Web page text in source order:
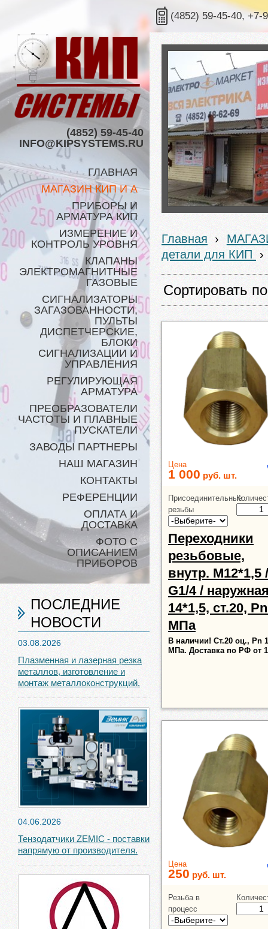
(4852) 59-45-40, +7-
(4852) 59-45-40
INFO@KIPSYSTEMS.RU
ГЛАВНАЯ
МАГАЗИН КИП И А
ПРИБОРЫ И
АРМАТУРА КИП
ИЗМЕРЕНИЕ И
КОНТРОЛЬ УРОВНЯ
КЛАПАНЫ
ЭЛЕКТРОМАГНИТНЫЕ
ГАЗОВЫЕ
СИГНАЛИЗАТОРЫ
ЗАГАЗОВАННОСТИ,
ПУЛЬТЫ
ДИСПЕТЧЕРСКИЕ,
БЛОКИ
СИГНАЛИЗАЦИИ И
УПРАВЛЕНИЯ
РЕГУЛИРУЮЩАЯ
АРМАТУРА
ПРЕОБРАЗОВАТЕЛИ
ЧАСТОТЫ И ПЛАВНЫЕ
ПУСКАТЕЛИ
ЗАВОДЫ ПАРТНЕРЫ
НАШ МАГАЗИН
КОНТАКТЫ
РЕФЕРЕНЦИИ
ОПЛАТА И
ДОСТАВКА
ФОТО С
ОПИСАНИЕМ
ПРИБОРОВ
ПОСЛЕДНИЕ
НОВОСТИ
03.08.2026
Плазменная и лазерная резка
металлов, изготовление и
монтаж металлоконструкций.
04.06.2026
Тензодатчики ZEMIC - поставки
напрямую от производителя.
Главная ›
детали для КИП
›
Сортировать
Цена
1 000 руб. шт.
Присоединительные
резьбы
Переходники
резьбовые,
внутр. М12*1,5 /
G1/4 /
14*1,5, ст.20,
МПа
В наличии! Ст.20 оц., Pn
МПа. Доставка по РФ от
Цена
250 руб. шт.
Резьба в
процесс